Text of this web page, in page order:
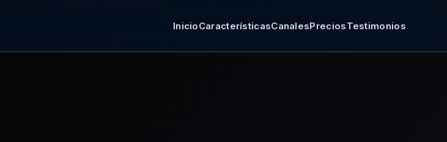
InicioCaracterísticasCanalesPreciosTestimonios